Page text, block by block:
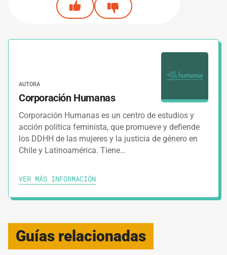
AUTORA
Corporación Humanas
Corporación Humanas es un centro de estudios y
acción política feminista, que promueve y defiende
los DDHH de las mujeres y la justicia de género en
Chile y Latinoamérica. Tiene…
VER MÁS INFORMACIÓN
Guías relacionadas